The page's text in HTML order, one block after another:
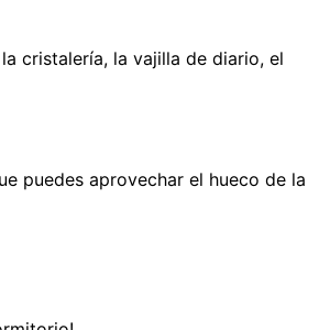
cristalería, la vajilla de diario, el
puedes aprovechar el hueco de la